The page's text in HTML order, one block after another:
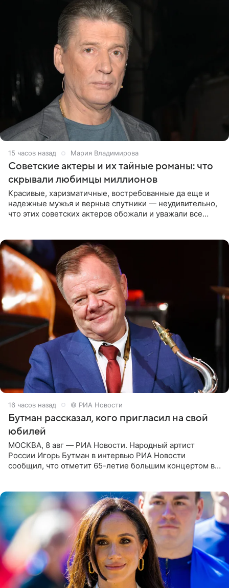
16 часов назад Мария Владимирова
Советские актеры и их тайные романы: что
скрывали любимцы миллионов
Красивые, харизматичные, востребованные да еще и
надежные мужья и верные спутники — неудивительно,
что этих советских актеров обожали и уважали все
16 часов назад © РИА Новости
Бутман рассказал, кого пригласил на свой
юбилей
МОСКВА, 8 авг — РИА Новости. Народный артист
России Игорь Бутман в интервью РИА Новости
сообщил, что отметит 65-летие большим концертом в